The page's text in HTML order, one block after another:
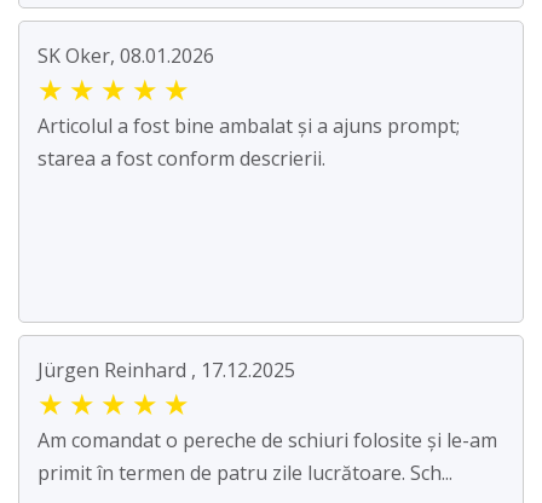
SK Oker, 08.01.2026
★ ★ ★ ★ ★
Articolul a fost bine ambalat și a ajuns prompt;
starea a fost conform descrierii.
Jürgen Reinhard , 17.12.2025
★ ★ ★ ★ ★
Am comandat o pereche de schiuri folosite și le-am
primit în termen de patru zile lucrătoare. Sch...